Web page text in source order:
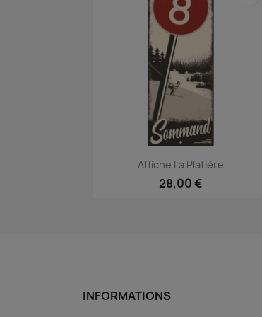
Aperçu rapide
Affiche La Platière
28,00 €
INFORMATIONS